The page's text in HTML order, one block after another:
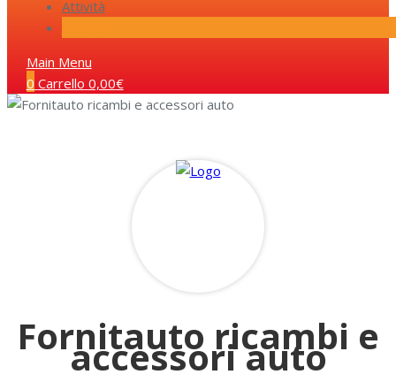
Attività
Main Menu
0 Carrello 0,00€
Fornitauto ricambi e
accessori auto